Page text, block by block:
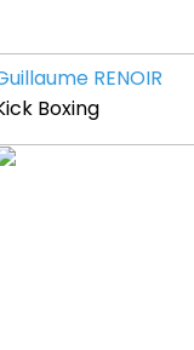
RENOIR
Boxing